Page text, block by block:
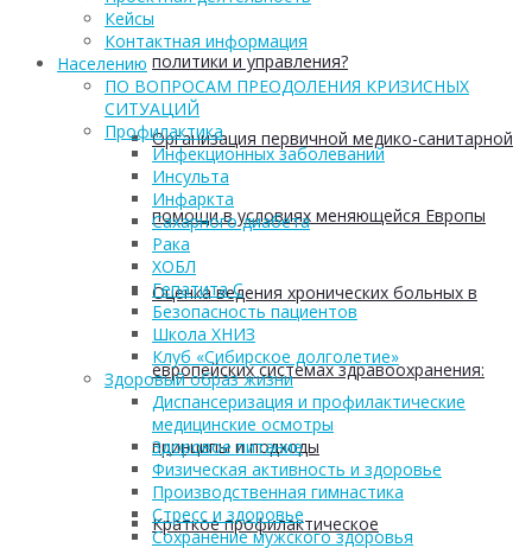
политики и управления?
Организация первичной медико-санитарной
помощи в условиях меняющейся Европы
Оценка ведения хронических больных в
европейских системах здравоохранения:
принципы и подходы
Краткое профилактическое
Кейсы
Контактная информация
Населению
ПО ВОПРОСАМ ПРЕОДОЛЕНИЯ КРИЗИСНЫХ
СИТУАЦИЙ
Профилактика
Инфекционных заболеваний
Инсульта
Инфаркта
Сахарного диабета
Рака
ХОБЛ
Гепатита С
Безопасность пациентов
Школа ХНИЗ
Клуб «Сибирское долголетие»
Здоровый образ жизни
Диспансеризация и профилактические
медицинские осмотры
Здоровое питание
Физическая активность и здоровье
Производственная гимнастика
Стресс и здоровье
Сохранение мужского здоровья